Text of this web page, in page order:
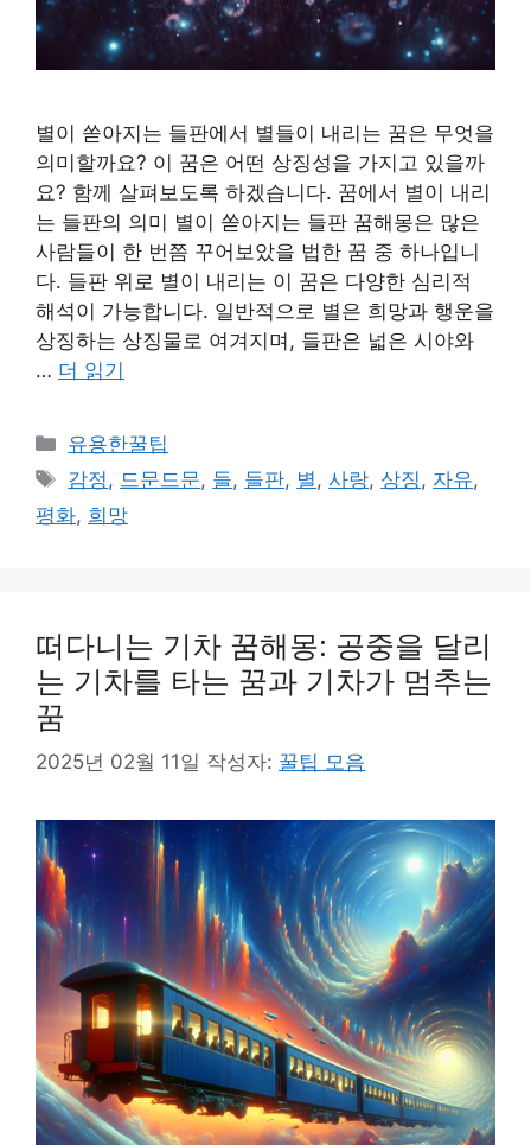
별이 쏟아지는 들판에서 별들이 내리는 꿈은 무엇을
의미할까요? 이 꿈은 어떤 상징성을 가지고 있을까
요? 함께 살펴보도록 하겠습니다. 꿈에서 별이 내리
는 들판의 의미 별이 쏟아지는 들판 꿈해몽은 많은
사람들이 한 번쯤 꾸어보았을 법한 꿈 중 하나입니
다. 들판 위로 별이 내리는 이 꿈은 다양한 심리적
해석이 가능합니다. 일반적으로 별은 희망과 행운을
상징하는 상징물로 여겨지며, 들판은 넓은 시야와
… 더 읽기
카
테
고
리
유용한꿀팁
태
그
감정 , 드문드문, 들, 들판, 별 ,사랑, 상징 , 자유,
평화, 희망
떠다니는 기차 꿈해몽: 공중을 달리
는 기차를 타는 꿈과 기차가 멈추는
꿈
2025년 02월 11일 작성자: 꿀팁 모음